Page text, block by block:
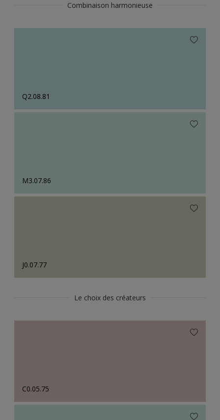
Combinaison harmonieuse
Q2.08.81
M3.07.86
J0.07.77
Le choix des créateurs
C0.05.75